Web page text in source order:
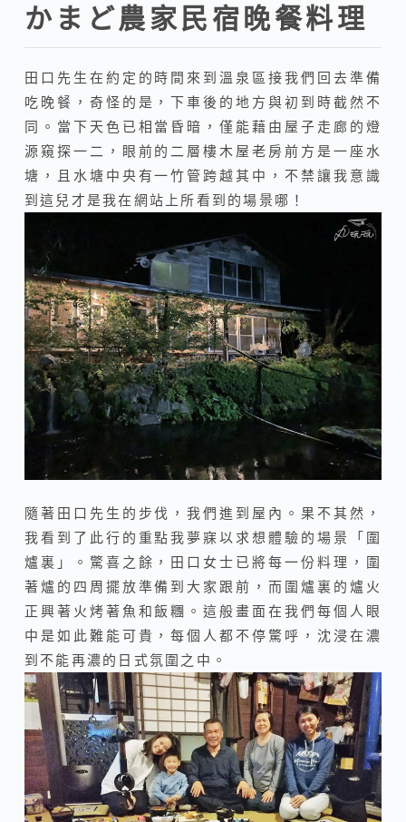
かまど農家民宿晚餐料理
田口先生在約定的時間來到溫泉區接我們回去準備
吃晚餐，奇怪的是，下車後的地方與初到時截然不
同。當下天色已相當昏暗，僅能藉由屋子走廊的燈
源窺探一二，眼前的二層樓木屋老房前方是一座水
塘，且水塘中央有一竹管跨越其中，不禁讓我意識
到這兒才是我在網站上所看到的場景哪！
隨著田口先生的步伐，我們進到屋內。果不其然，
我看到了此行的重點我夢寐以求想體驗的場景「圍
爐裏」。驚喜之餘，田口女士已將每一份料理，圍
著爐的四周擺放準備到大家跟前，而圍爐裏的爐火
正興著火烤著魚和飯糰。這般畫面在我們每個人眼
中是如此難能可貴，每個人都不停驚呼，沈浸在濃
到不能再濃的日式氛圍之中。